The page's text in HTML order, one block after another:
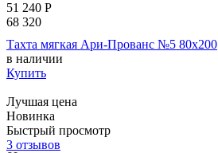
51 240 Р
68 320
Тахта мягкая Ари-Прованс №5 80х200
в наличии
Купить
Лучшая цена
Новинка
Быстрый просмотр
3 отзывов